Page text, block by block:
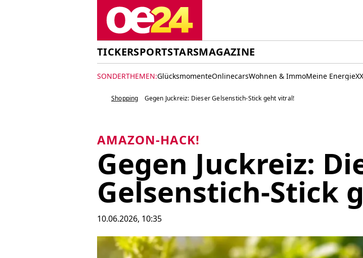
TICKERSPORTSTARSMAGAZINE
SONDERTHEMEN:GlücksmomenteOnlinecarsWohnen & ImmoMeine Energie
Shopping Gegen Juckreiz: Dieser Gelsenstich-Stick geht vitral!
AMAZON-HACK!
Gegen Juckreiz:
Gelsenstich-Stick
10.06.2026, 10:35